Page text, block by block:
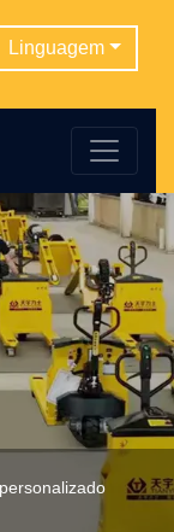
Linguagem